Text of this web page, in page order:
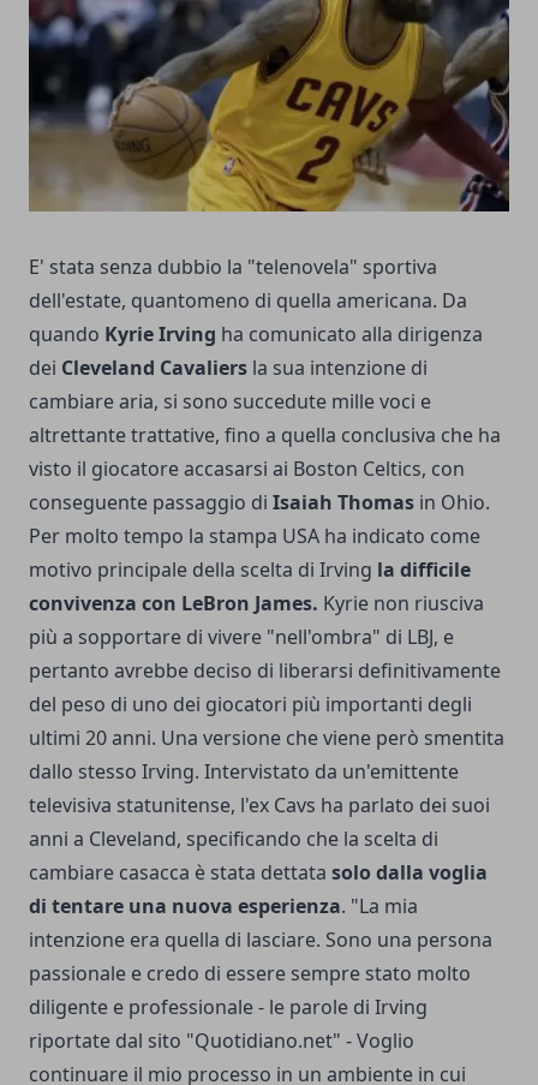
E' stata senza dubbio la "telenovela" sportiva
dell'estate, quantomeno di quella americana. Da
quando Kyrie Irving ha comunicato alla dirigenza
dei Cleveland Cavaliers la sua intenzione di
cambiare aria, si sono succedute mille voci e
altrettante trattative, fino a quella conclusiva che ha
visto il giocatore accasarsi ai Boston Celtics, con
conseguente passaggio di Isaiah Thomas in Ohio.
Per molto tempo la stampa USA ha indicato come
motivo principale della scelta di Irving la difficile
convivenza con LeBron James. Kyrie non riusciva
più a sopportare di vivere "nell'ombra" di LBJ, e
pertanto avrebbe deciso di liberarsi definitivamente
del peso di uno dei giocatori più importanti degli
ultimi 20 anni. Una versione che viene però smentita
dallo stesso Irving. Intervistato da un'emittente
televisiva statunitense, l'ex Cavs ha parlato dei suoi
anni a Cleveland, specificando che la scelta di
cambiare casacca è stata dettata solo dalla voglia
di tentare una nuova esperienza. "La mia
intenzione era quella di lasciare. Sono una persona
passionale e credo di essere sempre stato molto
diligente e professionale - le parole di Irving
riportate dal sito "Quotidiano.net" - Voglio
continuare il mio processo in un ambiente in cui